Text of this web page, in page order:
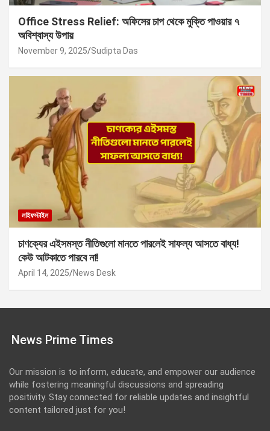
Office Stress Relief: অফিসের চাপ থেকে মুক্তি পাওয়ার ৭
অবিশ্বাস্য উপায়
November 9, 2025 Sudipta Das
লাইফস্টাইল
চাণক্যের এইসমস্ত নীতিগুলো মানতে পারলেই সাফল্য আসতে বাধ্য!
কেউ আটকাতে পারবে না!
April 14, 2025 News Desk
News Prime Times
Our mission is to inform, educate, and empower our audience
while fostering meaningful discussions and spreading
positivity. Stay connected for reliable updates and insightful
content tailored just for you!